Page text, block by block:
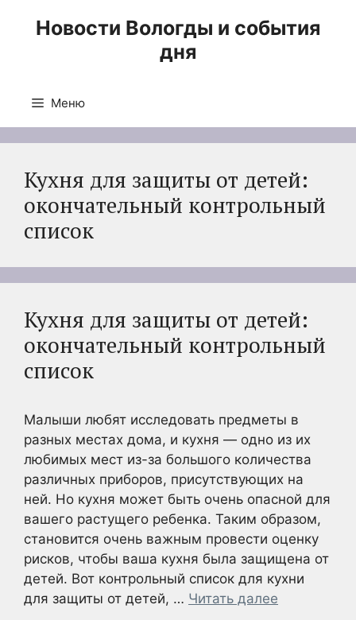
Новости Вологды и события
дня
Меню
Кухня для защиты от детей:
окончательный контрольный
список
Кухня для защиты от детей:
окончательный контрольный
список
Малыши любят исследовать предметы в
разных местах дома, и кухня — одно из их
любимых мест из-за большого количества
различных приборов, присутствующих на
ней. Но кухня может быть очень опасной для
вашего растущего ребенка. Таким образом,
становится очень важным провести оценку
рисков, чтобы ваша кухня была защищена от
детей. Вот контрольный список для кухни
для защиты от детей, … Читать далее